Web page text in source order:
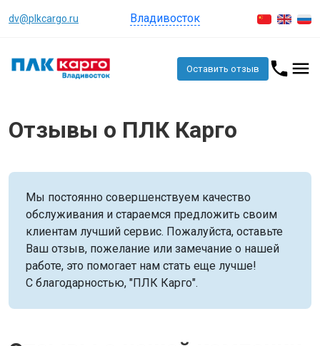
dv@plkcargo.ru Владивосток
Оставить отзыв
Отзывы о ПЛК Карго
Мы постоянно совершенствуем качество
обслуживания и стараемся предложить своим
клиентам лучший сервис. Пожалуйста, оставьте
Ваш отзыв, пожелание или замечание о нашей
работе, это помогает нам стать еще лучше!
С благодарностью, "ПЛК Карго".